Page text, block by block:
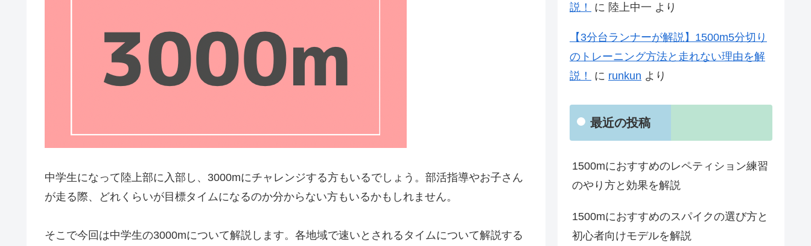
中学生になって陸上部に入部し、3000mにチャレンジする方もいるでしょう。部活指導やお子さん
が走る際、どれくらいが目標タイムになるのか分からない方もいるかもしれません。
そこで今回は中学生の3000mについて解説します。各地域で速いとされるタイムについて解説する
説！
に 陸上中一 より
【3分台ランナーが解説】1500m5分切り
のトレーニング方法と走れない理由を解
説！
に runkun より
最近の投稿
1500mにおすすめのレペティション練習
のやり方と効果を解説
1500mにおすすめのスパイクの選び方と
初心者向けモデルを解説